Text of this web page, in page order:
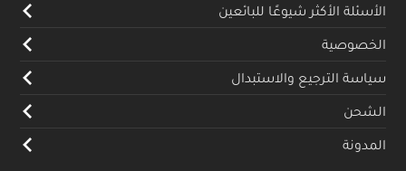
الأسئلة الأكثر شيوعًا للبائعين
الخصوصية
سياسة الترجيع والاستبدال
الشحن
المدونة